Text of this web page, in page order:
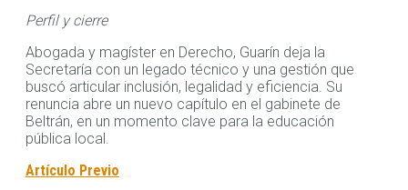
Perfil y cierre
Abogada y magíster en Derecho, Guarín deja la
Secretaría con un legado técnico y una gestión que
buscó articular inclusión, legalidad y eficiencia. Su
renuncia abre un nuevo capítulo en el gabinete de
Beltrán, en un momento clave para la educación
pública local.
Artículo Previo